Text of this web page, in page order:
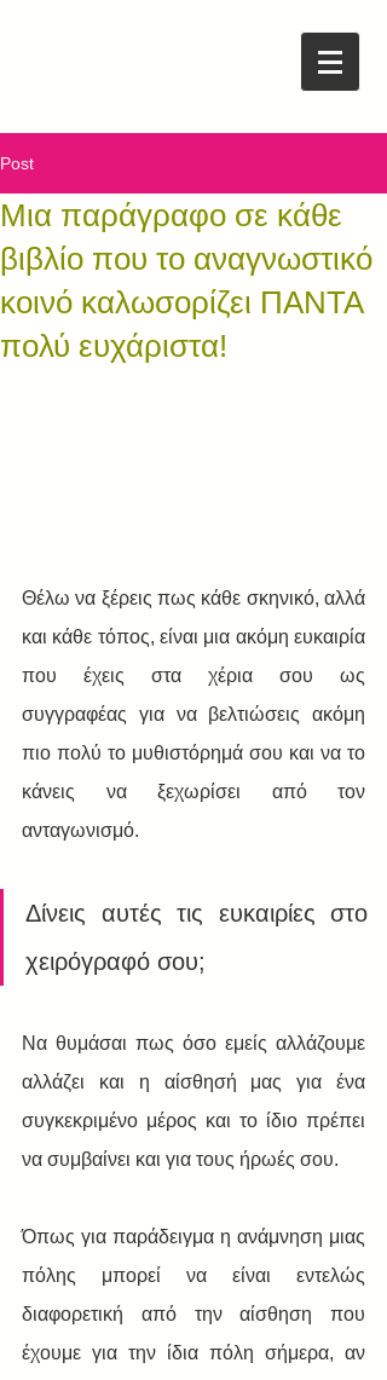
Post
Μια παράγραφο σε κάθε
βιβλίο που το αναγνωστικό
κοινό καλωσορίζει ΠΑΝΤΑ
πολύ ευχάριστα!
Θέλω να ξέρεις πως κάθε σκηνικό, αλλά
και κάθε τόπος, είναι μια ακόμη ευκαιρία
που έχεις στα χέρια σου ως
συγγραφέας για να βελτιώσεις ακόμη
πιο πολύ το μυθιστόρημά σου και να το
κάνεις να ξεχωρίσει από τον
ανταγωνισμό.
Δίνεις αυτές τις ευκαιρίες στο
χειρόγραφό σου;
Να θυμάσαι πως όσο εμείς αλλάζουμε
αλλάζει και η αίσθησή μας για ένα
συγκεκριμένο μέρος και το ίδιο πρέπει
να συμβαίνει και για τους ήρωές σου.
Όπως για παράδειγμα η ανάμνηση μιας
πόλης μπορεί να είναι εντελώς
διαφορετική από την αίσθηση που
έχουμε για την ίδια πόλη σήμερα, αν